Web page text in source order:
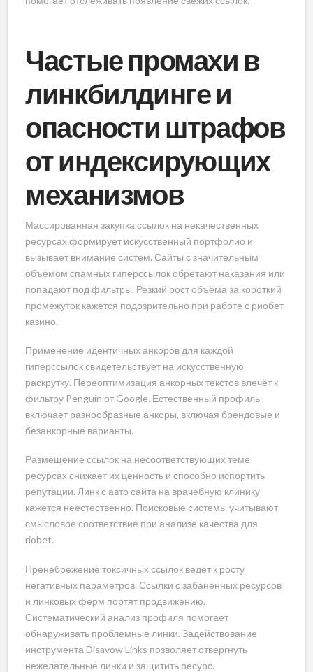
Частые промахи в
линкбилдинге и
опасности штрафов
от индексирующих
механизмов
Массированная закупка ссылок на некачественных
ресурсах формирует искусственный портфолио и
вызывает внимание систем. Сайты с значительным
объёмом спамных гиперссылок обретают наказания или
попадают под фильтры. Резкий рост объёма за короткий
промежуток кажется подозрительно при работе с риобет
казино.
Применение идентичных анкоров для каждой
гиперссылок свидетельствует на искусственную
раскрутку. Переоптимизация анкорных текстов влечёт к
фильтру Penguin от Google. Естественный профиль
включает разнообразные анкоры, включая брендовые и
безанкорные варианты.
Размещение ссылок на несоответствующих теме
ресурсах снижает их ценность и способно испортить
репутации. Линк с авто сайта на врачебную клинику
кажется неестественно. Поисковые системы учитывают
смысловое соответствие при анализе качества для
riobet.
Пренебрежение токсичных ссылок ведёт к росту
негативных параметров. Ссылки с забаненных ресурсов
и линковых ферм портят продвижению.
Систематический анализ профиля помогает
обнаруживать проблемные линки. Задействование
инструмента Disavow Links позволяет отвергнуть
нежелательные линки и защитить ресурс.